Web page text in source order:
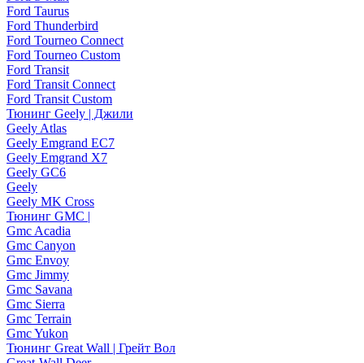
Ford Taurus
Ford Thunderbird
Ford Tourneo Connect
Ford Tourneo Custom
Ford Transit
Ford Transit Connect
Ford Transit Custom
Тюнинг Geely | Джили
Geely Atlas
Geely Emgrand EC7
Geely Emgrand X7
Geely GC6
Geely
Geely MK Cross
Тюнинг GMC |
Gmc Acadia
Gmc Canyon
Gmc Envoy
Gmc Jimmy
Gmc Savana
Gmc Sierra
Gmc Terrain
Gmc Yukon
Тюнинг Great Wall | Грейт Вол